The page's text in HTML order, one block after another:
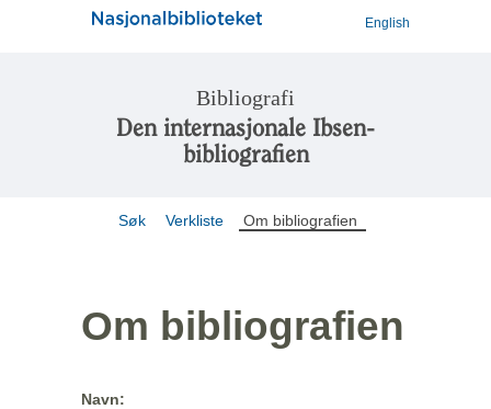
English
Bibliografi
Den internasjonale Ibsen-
bibliografien
Søk Verkliste Om bibliografien
Om bibliografien
Navn: